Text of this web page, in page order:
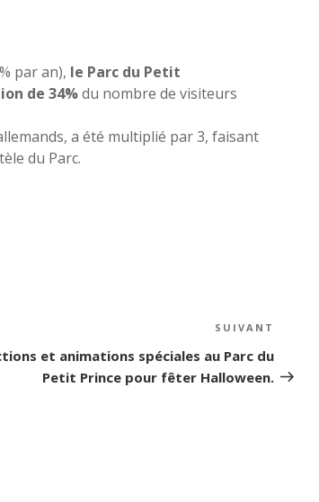
par an), le Parc du Petit
de 34%du nombre de visiteurs
a été multiplié par 3, faisant
du Parc.
suivant
SUIVANT
et animations spéciales au Parc du
Petit Prince pour fêter Halloween.